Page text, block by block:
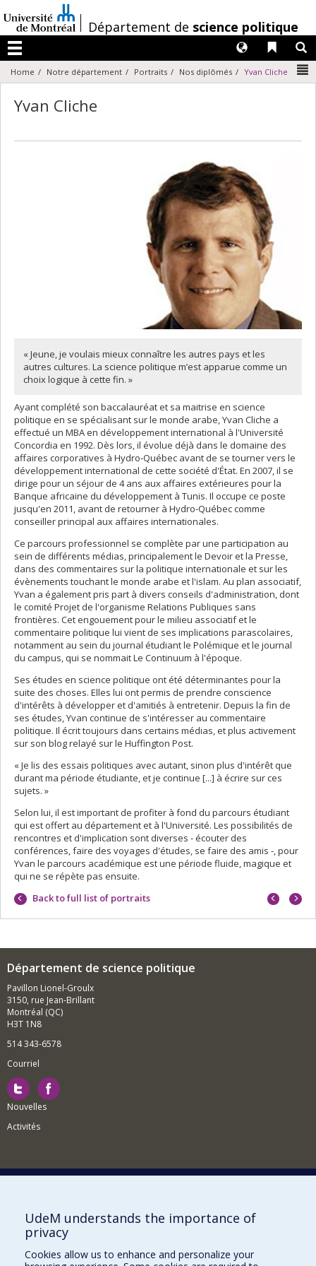
au
contenu
/Département de science politique
Menu
Liens
Langues
Home Notre département Portraits Nos diplômés Yvan Cliche
Yvan Cliche
« Jeune, je voulais mieux connaître les autres pays et les
autres cultures. La science politique m’est apparue comme un
choix logique à cette fin. »
Ayant complété son baccalauréat et sa maitrise en science
politique en se spécialisant sur le monde arabe, Yvan Cliche a
effectué un MBA en développement international à l'Université
Concordia en 1992. Dès lors, il évolue déjà dans le domaine des
affaires corporatives à Hydro-Québec avant de se tourner vers le
développement international de cette société d'État. En 2007, il se
dirige pour un séjour de 4 ans aux affaires extérieures pour la
Banque africaine du développement à Tunis. Il occupe ce poste
jusqu'en 2011, avant de retourner à Hydro-Québec comme
conseiller principal aux affaires internationales.
Ce parcours professionnel se complète par une participation au
sein de différents médias, principalement le Devoir et la Presse,
dans des commentaires sur la politique internationale et sur les
évènements touchant le monde arabe et l'islam. Au plan associatif,
Yvan a également pris part à divers conseils d'administration, dont
le comité Projet de l'organisme Relations Publiques sans
frontières. Cet engouement pour le milieu associatif et le
commentaire politique lui vient de ses implications parascolaires,
notamment au sein du journal étudiant le Polémique et le journal
du campus, qui se nommait Le Continuum à l'époque.
Ses études en science politique ont été déterminantes pour la
suite des choses. Elles lui ont permis de prendre conscience
d'intérêts à développer et d'amitiés à entretenir. Depuis la fin de
ses études, Yvan continue de s'intéresser au commentaire
politique. Il écrit toujours dans certains médias, et plus activement
sur son blog relayé sur le Huffington Post.
« Je lis des essais politiques avec autant, sinon plus d'intérêt que
durant ma période étudiante, et je continue [...] à écrire sur ces
sujets. »
Selon lui, il est important de profiter à fond du parcours étudiant
qui est offert au département et à l'Université. Les possibilités de
rencontres et d'implication sont diverses - écouter des
conférences, faire des voyages d'études, se faire des amis -, pour
Yvan le parcours académique est une période fluide, magique et
qui ne se répète pas ensuite.
Back to full list of portraits
Next
Département de science politique
Pavillon Lionel-Groulx
3150, rue Jean-Brillant
Montréal (QC)
H3T 1N8
514 343-6578
Courriel
Nouvelles
Activités
Comment soutenir le Département?
BESOIN D'AIDE?
Plan du site
UdeM understands the importance of
privacy
Cookies allow us to enhance and personalize your